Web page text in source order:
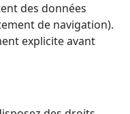
des données
de navigation).
explicite avant